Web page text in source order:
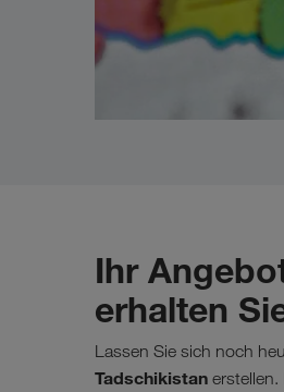
Ihr
erhalten
Lassen Sie sich noch
Tadschikistan